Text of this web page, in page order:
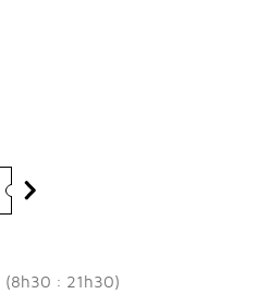
(8h30 : 21h30)